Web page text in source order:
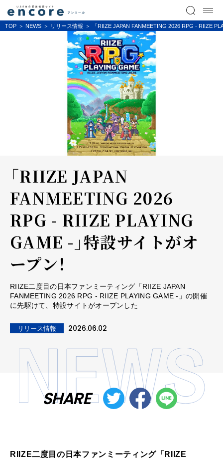
TOP NEWS リリース情報 「RIIZE JAPAN FANMEETING 2026 RPG - RIIZE
「RIIZE JAPAN
FANMEETING 2026
RPG - RIIZE PLAYING
GAME -」特設サイトがオ
ープン！
RIIZE二度目の日本ファンミーティング「RIIZE JAPAN
FANMEETING 2026 RPG - RIIZE PLAYING GAME -」の開催
に先駆けて、特設サイトがオープンした
リリース情報 2026.06.02
SHARE
RIIZE二度目の日本ファンミーティング「RIIZE